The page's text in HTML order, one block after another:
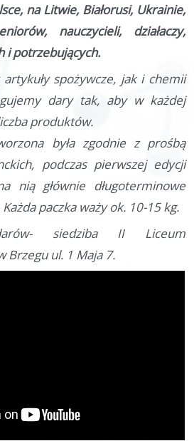
na Litwie, Białorusi, Ukrainie,
nauczycieli, działaczy,
i potrzebujących.
spożywcze, jak i chemii
dary tak, aby w każdej
produktów.
była zgodnie z prośbą
podczas pierwszej edycji
nią głównie długoterminowe
paczka waży ok. 10-15 kg.
siedziba II Liceum
Brzegu ul. 1 Maja 7.